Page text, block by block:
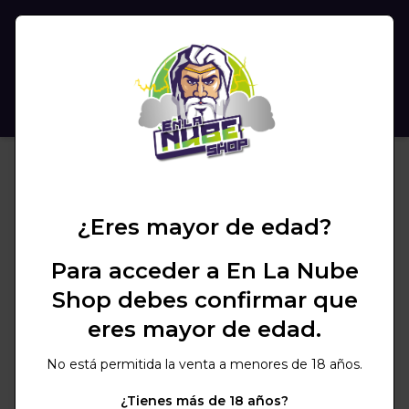
¿Eres mayor de edad?
Para acceder a En La Nube
Shop debes confirmar que
eres mayor de edad.
No está permitida la venta a menores de 18 años.
¿Tienes más de 18 años?